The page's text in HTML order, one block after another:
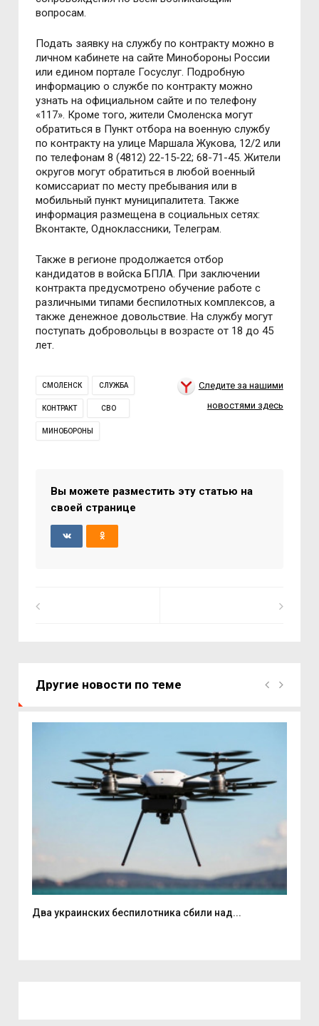
вопросам.
Подать заявку на службу по контракту можно в
личном кабинете на сайте Минобороны России
или едином портале Госуслуг. Подробную
информацию о службе по контракту можно
узнать на официальном сайте и по телефону
«117». Кроме того, жители Смоленска могут
обратиться в Пункт отбора на военную службу
по контракту на улице Маршала Жукова, 12/2 или
по телефонам 8 (4812) 22-15-22; 68-71-45. Жители
округов могут обратиться в любой военный
комиссариат по месту пребывания или в
мобильный пункт муниципалитета. Также
информация размещена в социальных сетях:
Вконтакте, Одноклассники, Телеграм.
Также в регионе продолжается отбор
кандидатов в войска БПЛА. При заключении
контракта предусмотрено обучение работе с
различными типами беспилотных комплексов, а
также денежное довольствие. На службу могут
поступать добровольцы в возрасте от 18 до 45
лет.
СМОЛЕНСК СЛУЖБА
КОНТРАКТ СВО
МИНОБОРОНЫ
Следите за нашими
новостями здесь
Вы можете разместить эту статью на
своей странице
Другие новости по теме
Два украинских беспилотника сбили над...